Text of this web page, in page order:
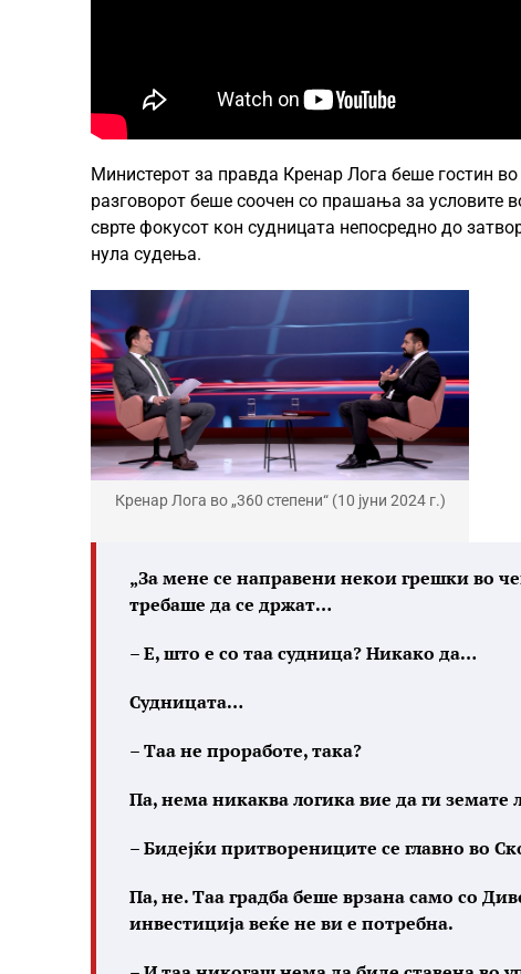
Министерот за правда Кренар Лога беше гостин
разговорот беше соочен со прашања за условите
сврте фокусот кон судницата непосредно до
нула судења.
Кренар Лога во „360 степени“ (10 јуни 2024 г.)
„За мене се направени некои грешки во
требаше да се држат…
– Е, што е со таа судница? Никако да…
Судницата…
– Таа не проработе, така?
Па, нема никаква логика вие да ги земате
– Бидејќи притворениците се главно во
Па, не. Таа градба беше врзана само со
инвестиција веќе не ви е потребна.